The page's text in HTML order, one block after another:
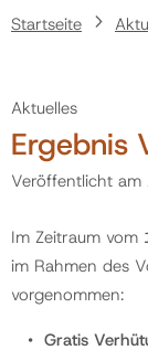
Kontakt
Startseite
Aktuelles
Ergebnis
Veröffentlicht am
Im Zeitraum vom
im Rahmen des
vorgenommen:
Gratis